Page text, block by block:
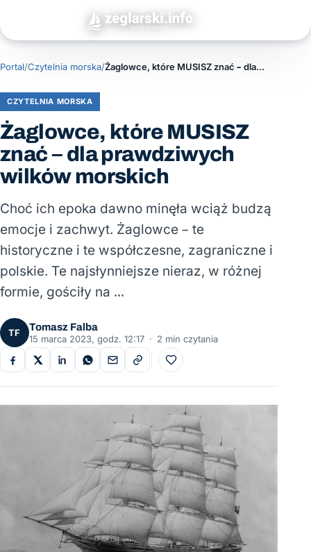
Portal/Czytelnia morska/ Żaglowce, które MUSISZ znać – dla prawdziwych wilków morskich
CZYTELNIA MORSKA
Żaglowce, które MUSISZ
znać – dla prawdziwych
wilków morskich
Choć ich epoka dawno minęła wciąż budzą
emocje i zachwyt. Żaglowce – te
historyczne i te współczesne, zagraniczne i
polskie. Te najsłynniejsze nieraz, w różnej
formie, gościły na …
TF
Tomasz Falba
15 marca 2023, godz. 12:17 · 2 min czytania
Do ulubionych